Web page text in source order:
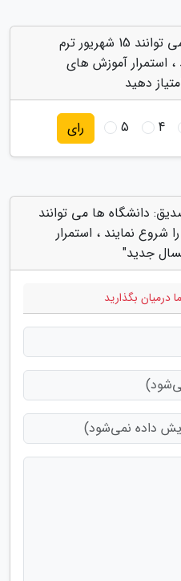
به "خاکی صدیق: دانشگاه ها می توانند 15 شهریور ترم
استمرار آموزش های
دهید
4
5 رای
دانشگاه ها می توانند
شروع نمایند ، استمرار
جدید"
درمیان بگذارید